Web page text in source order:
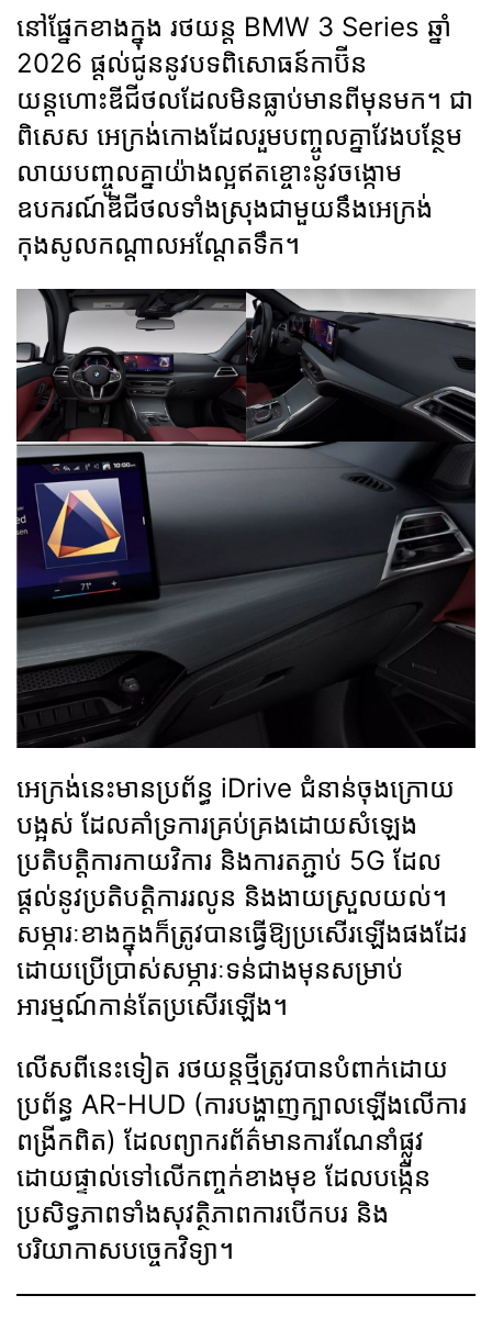
នៅផ្នែកខាងក្នុង រថយន្ត BMW 3 Series ឆ្នាំ
2026 ផ្តល់ជូននូវបទពិសោធន៍កាប៊ីន
យន្តហោះឌីជីថលដែលមិនធ្លាប់មានពីមុនមក។ ជា
ពិសេស អេក្រង់កោងដែលរួមបញ្ចូលគ្នាវែងបន្ថែម
លាយបញ្ចូលគ្នាយ៉ាងល្អឥតខ្ចោះនូវចង្កោម
ឧបករណ៍ឌីជីថលទាំងស្រុងជាមួយនឹងអេក្រង់
កុងសូលកណ្តាលអណ្តែតទឹក។
អេក្រង់នេះមានប្រព័ន្ធ iDrive ជំនាន់ចុងក្រោយ
បង្អស់ ដែលគាំទ្រការគ្រប់គ្រងដោយសំឡេង
ប្រតិបត្តិការកាយវិការ និងការតភ្ជាប់ 5G ដែល
ផ្តល់នូវប្រតិបត្តិការរលូន និងងាយស្រួលយល់។
សម្ភារៈខាងក្នុងក៏ត្រូវបានធ្វើឱ្យប្រសើរឡើងផងដែរ
ដោយប្រើប្រាស់សម្ភារៈទន់ជាងមុនសម្រាប់
អារម្មណ៍កាន់តែប្រសើរឡើង។
លើសពីនេះទៀត រថយន្តថ្មីត្រូវបានបំពាក់ដោយ
ប្រព័ន្ធ AR-HUD (ការបង្ហាញក្បាលឡើងលើការ
ពង្រីកពិត) ដែលព្យាករព័ត៌មានការណែនាំផ្លូវ
ដោយផ្ទាល់ទៅលើកញ្ចក់ខាងមុខ ដែលបង្កើន
ប្រសិទ្ធភាពទាំងសុវត្ថិភាពការបើកបរ និង
បរិយាកាសបច្ចេកវិទ្យា។